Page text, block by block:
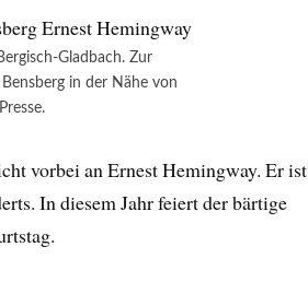
Gladbach. Zur
Bensberg in der Nähe von
vorbei an Ernest Hemingway. Er ist
In diesem Jahr feiert der bärtige